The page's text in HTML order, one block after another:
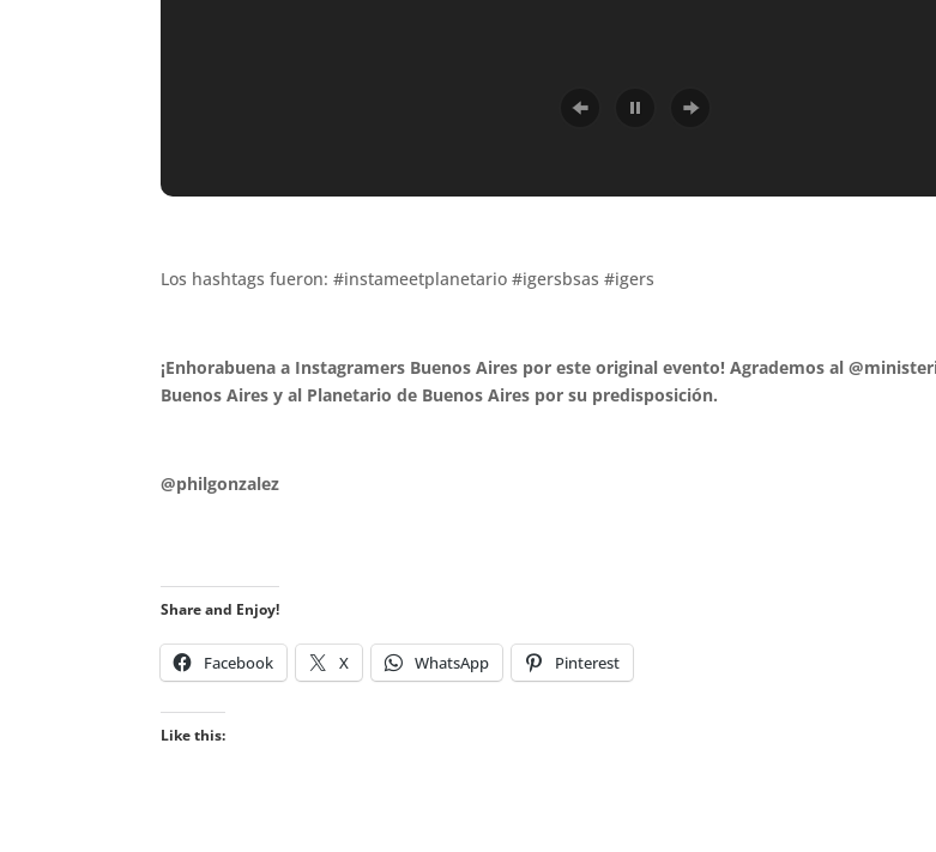
Los hashtags fueron: #instameetplanetario #igersbsas #igers
¡Enhorabuena a Instagramers Buenos Aires por este original evento! Agrademos al
Buenos Aires y al Planetario de Buenos Aires por su predisposición.
@philgonzalez
Share and Enjoy!
Facebook X WhatsApp Pinterest
Like this: